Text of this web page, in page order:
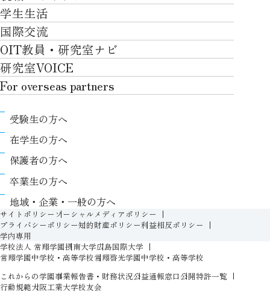
社会・地域・高大連携
川上村での取り組み
アクセス
ポリシー/コンプライアンス
卒業生VOICE
情報科学部
知的財産学部
工学研究科
ロボティクス＆デザイン工学研究科
知的財産専門職大学院
産官学連携
卒業時質保証を担う独自の教育システム
自律学修
学習支援
リカレント教育プログラム
高大接続
教職課程
教育センター
履修、授業、試験について
シラバス
FD活動
教務事項に関するQ&A
入学準備プログラム
新入生特設ページ
オープン教育リソース（OIT OER）
就職・キャリアTOP
就職サポート
キャリア形成
インターンシップ
学生生活
学生生活TOP
キャンパスライフ
課外活動
学費
奨学金
生活支援
情報センター
証明書発行について（在学生向け）
保健室
学生生活に関する相談窓口
学生相談室
障がいのある学生への支援（合理的配慮）
人権侵害防止への取り組み
国際交流
国際交流TOP
グローバルな人材育成
国際交流プログラムについて
国際交流プログラムのサポート体制等
キャンパス内での国際交流
国際交流センター
For foreigners
OIT教員・研究室ナビ
研究室VOICE
For overseas partners
About
Research
International (Exchange students / Overseas
partners)
Contact
受験生の方へ
在学生の方へ
保護者の方へ
卒業生の方へ
地域・企業・一般の方へ
サイトポリシー ソーシャルメディアポリシー
プライバシーポリシー知的財産ポリシー利益相反ポリシー
学内専用
学校法人 常翔学園摂南大学広島国際大学
常翔学園中学校・高等学校常翔啓光学園中学校・高等学校
これからの学園事業報告書・財務状況公益通報窓口公開特許一覧
行動規範大阪工業大学校友会